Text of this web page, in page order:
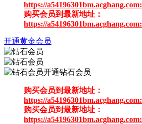
https://
购买会员到最新地址：
https://
开通黄金会员
开通钻石会员
购买会员到最新地址：
https://
购买会员到最新地址：
https://